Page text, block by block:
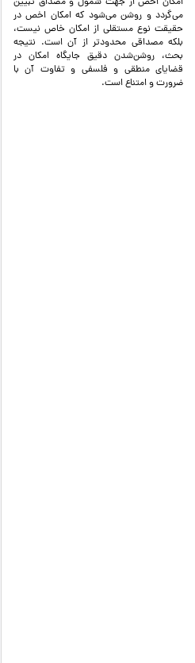
می‌گردد و روشن می‌شود که امکان اخص در
حقیقت نوع مستقلی از امکان خاص نیست،
بلکه مصداقی محدودتر از آن است. نتیجه
بحث، روشن‌شدن دقیق جایگاه امکان در
قضایای منطقی و فلسفی و تفاوت آن با
ضرورت و امتناع است.